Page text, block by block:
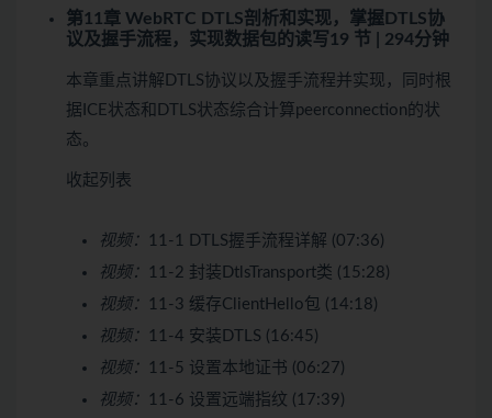
第11章 WebRTC DTLS剖析和实现，掌握DTLS协
议及握手流程，实现数据包的读写19 节 | 294分钟
本章重点讲解DTLS协议以及握手流程并实现，同时根
据ICE状态和DTLS状态综合计算peerconnection的状
态。
收起列表
视频：
11-1 DTLS握手流程详解 (07:36)
视频：
11-2 封装DtlsTransport类 (15:28)
视频：
11-3 缓存ClientHello包 (14:18)
视频：
11-4 安装DTLS (16:45)
视频：
11-5 设置本地证书 (06:27)
视频：
11-6 设置远端指纹 (17:39)